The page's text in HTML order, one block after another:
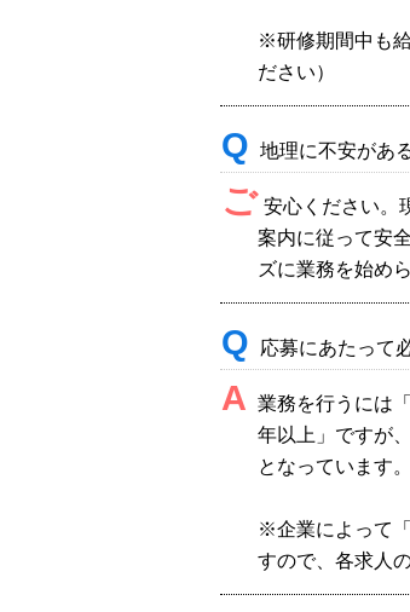
※研修期間中も
ださい）
Q 地理に不安があ
ご 安心ください。
案内に従って安
ズに業務を始め
Q 応募にあたって
A 業務を行うには
年以上」ですが
となっています。
※企業によって
すので、各求人